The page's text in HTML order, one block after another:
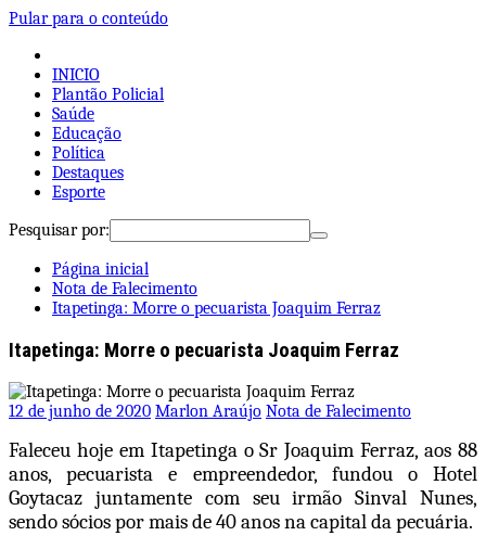
Pular para o conteúdo
INICIO
Plantão Policial
Saúde
Educação
Política
Destaques
Esporte
Pesquisar por:
Página inicial
Nota de Falecimento
Itapetinga: Morre o pecuarista Joaquim Ferraz
Itapetinga: Morre o pecuarista Joaquim Ferraz
12 de junho de 2020 Marlon Araújo Nota de Falecimento
Faleceu hoje em Itapetinga o Sr Joaquim Ferraz, aos 88
anos, pecuarista e empreendedor, fundou o Hotel
Goytacaz juntamente com seu irmão Sinval Nunes,
sendo sócios por mais de 40 anos na capital da pecuária.